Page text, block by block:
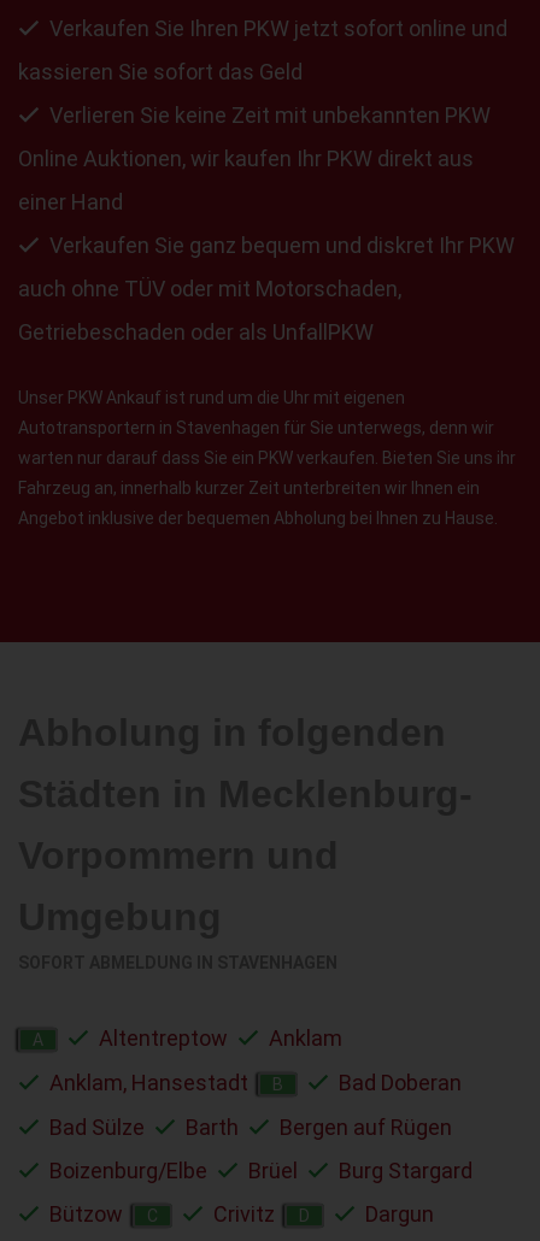
Verkaufen Sie Ihren PKW jetzt sofort online und
kassieren Sie sofort das Geld
Verlieren Sie keine Zeit mit unbekannten PKW
Online Auktionen, wir kaufen Ihr PKW direkt aus
einer Hand
Verkaufen Sie ganz bequem und diskret Ihr PKW
auch ohne TÜV oder mit Motorschaden,
Getriebeschaden oder als UnfallPKW
Unser PKW Ankauf ist rund um die Uhr mit eigenen
Autotransportern in Stavenhagen für Sie unterwegs, denn wir
warten nur darauf dass Sie ein PKW verkaufen. Bieten Sie uns ihr
Fahrzeug an, innerhalb kurzer Zeit unterbreiten wir Ihnen ein
Angebot inklusive der bequemen Abholung bei Ihnen zu Hause.
A Altentreptow
Anklam
Anklam, Hansestadt
B
Bad Doberan
Bad Sülze
Barth
Bergen auf Rügen
Boizenburg/Elbe
Brüel
Burg Stargard
Bützow
C Crivitz D
Dargun